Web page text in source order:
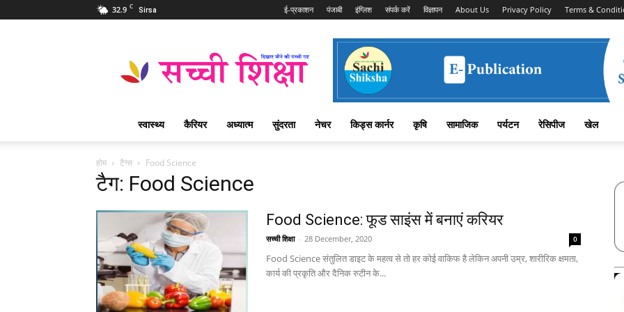
32.9 C Sirsa ई-प्रकाशन पंजाबी इंग्लिश संपर्क करें विज्ञापन About Us Privacy Policy Terms &
Shiksha
शिक्षा
स्वास्थ्य कैरियर अध्यात्म सुंदरता नेचर किड्स कार्नर कृषि सामाजिक पर्यटन रेसिपीज खेल
होम टैग्स Food Science
टैग: Food Science
Food Science: फूड साइंस में बनाएं करियर
सच्ची शिक्षा - 28 December, 2020 0
Food Science संतुलित डाइट के महत्व से तो हर कोई वाकिफ है लेकिन अपनी उम्र, शारीरिक क्षमता,
कार्य की प्रकृति और दैनिक रुटीन के...